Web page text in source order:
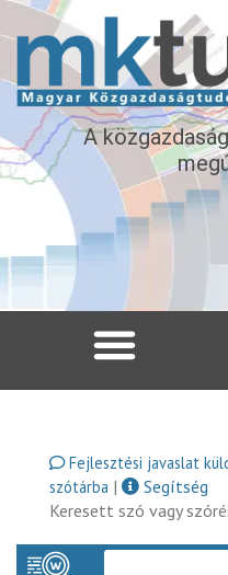
A
Fejlesztési javaslat
szótárba |
Segítség
Keresett szó vagy